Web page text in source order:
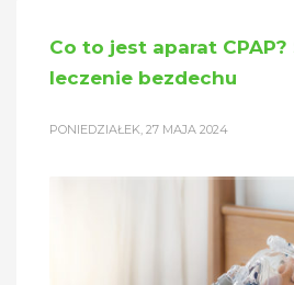
Co to jest aparat
leczenie bezdechu
PONIEDZIAŁEK, 27 MAJA 2024